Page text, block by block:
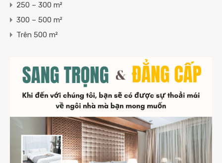
250 – 300 m²
300 – 500 m²
Trên 500 m²